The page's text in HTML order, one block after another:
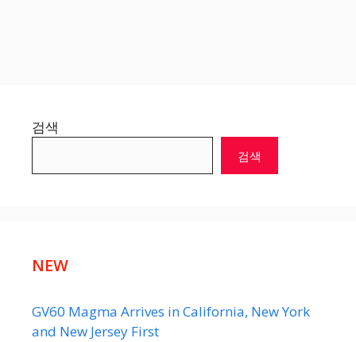
검색
검색
NEW
GV60 Magma Arrives in California, New York
and New Jersey First